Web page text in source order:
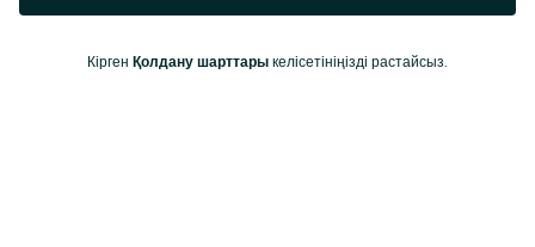
Кірген Қолдану шарттары келісетініңізді растайсыз.